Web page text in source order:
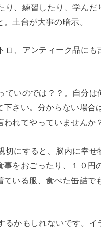
、練習したり、学んだ
土台が大事の暗示。
、アンティーク品にも
いのでは？？。自分は
さい。分からない場合
れてやっていませんか
にすると、脳内に幸せ
をおごったり、１０円
いる服、食べた缶詰で
かもしれないです。イ